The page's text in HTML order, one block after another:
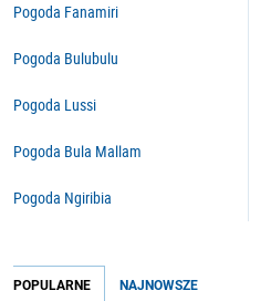
Pogoda Fanamiri
Pogoda Bulubulu
Pogoda Lussi
Pogoda Bula Mallam
Pogoda Ngiribia
POPULARNE NAJNOWSZE